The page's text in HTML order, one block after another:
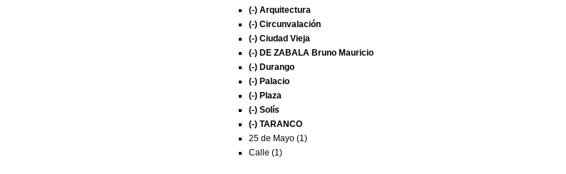
(-) Arquitectura
(-) Circunvalación
(-) Ciudad Vieja
(-) DE ZABALA Bruno Mauricio
(-) Durango
(-) Palacio
(-) Plaza
(-) Solís
(-) TARANCO
25 de Mayo (1)
Calle (1)